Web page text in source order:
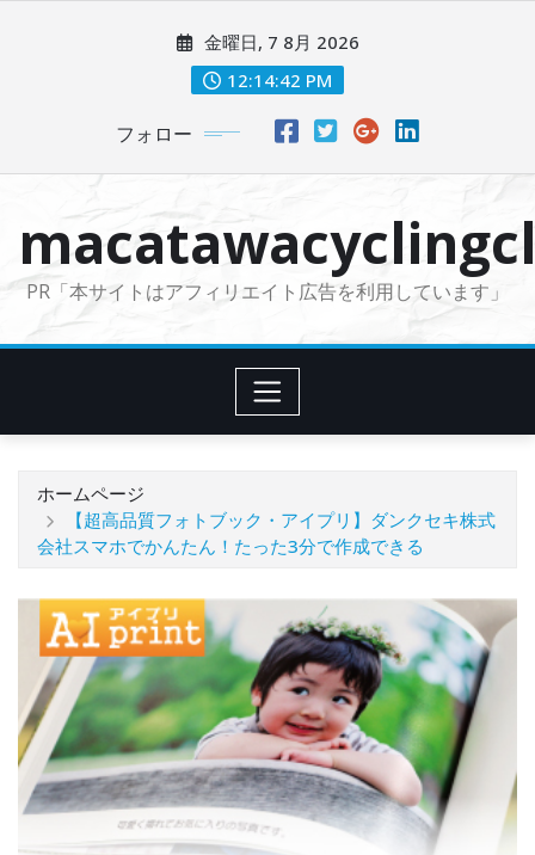
に
金曜日, 7 8月 2026
12:14:43 PM
フォロー
PR「本サイトはアフィリエイト広告を利用しています」
ホームページ
【超高品質フォトブック・アイプリ】ダンクセキ株式
会社スマホでかんたん！たった3分で作成できる